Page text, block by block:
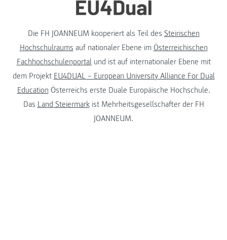
Die FH JOANNEUM kooperiert als Teil des Steirischen
Hochschulraums auf nationaler Ebene im Österreichischen
Fachhochschulenportalund ist auf internationaler Ebene mit
dem Projekt EU4DUAL – European University Alliance For Dual
Education Österreichs erste Duale Europäische Hochschule.
Das Land Steiermarkist Mehrheitsgesellschafter der FH
JOANNEUM.